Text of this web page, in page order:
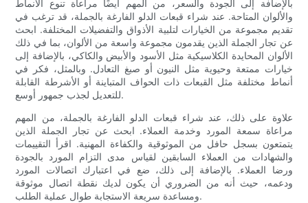
بالإضافة إلى الجودة والسعر، من المهم أيضًا مراعاة تنوع الأنماط
والألوان المتاحة. عند شراء قبعات الدلو الفارغة بالجملة، قد ترغب في
تقديم مجموعة من الخيارات لتلبية الأذواق والتفضيلات المختلفة. ابحث
عن تجار الجملة الذين يقدمون مجموعة واسعة من الألوان، بما في ذلك
الألوان المحايدة الكلاسيكية مثل الأسود والأبيض والكاكي، بالإضافة إلى
خيارات ممتعة وحيوية مثل النيون أو صبغ التعادل. وبالمثل، فكر في
أنماط مختلفة مثل القبعات ذات الحواف المتباينة أو الأشرطة القابلة
للتعديل لجذب جمهور أوسع.
علاوة على ذلك، عند شراء قبعات الدلو الفارغة بالجملة، من المهم
مراعاة سمعة المورد وخدمة العملاء. ابحث عن تجار الجملة الذين
يتمتعون بسجل حافل من الموثوقية والكفاءة المهنية. اقرأ التقييمات
والشهادات من العملاء السابقين لقياس مدى التزام المورد بالجودة
ورضا العملاء. بالإضافة إلى ذلك، ضع في اعتبارك اتصالات المورد
ودعمه، حيث أنه من الضروري أن يكون لديك نقطة اتصال موثوقة
ومساعدة سريعة الاستجابة طوال عملية الطلب.